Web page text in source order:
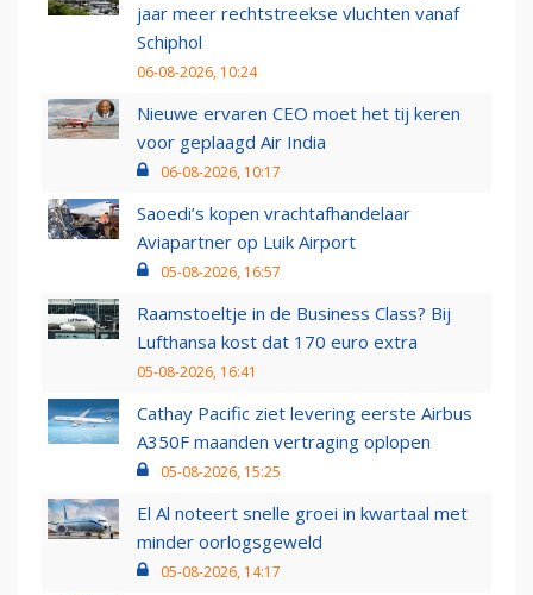
jaar meer rechtstreekse vluchten vanaf
Schiphol
06-08-2026, 10:24
Nieuwe ervaren CEO moet het tij keren
voor geplaagd Air India
06-08-2026, 10:17
Saoedi’s kopen vrachtafhandelaar
Aviapartner op Luik Airport
05-08-2026, 16:57
Raamstoeltje in de Business Class? Bij
Lufthansa kost dat 170 euro extra
05-08-2026, 16:41
Cathay Pacific ziet levering eerste Airbus
A350F maanden vertraging oplopen
05-08-2026, 15:25
El Al noteert snelle groei in kwartaal met
minder oorlogsgeweld
05-08-2026, 14:17